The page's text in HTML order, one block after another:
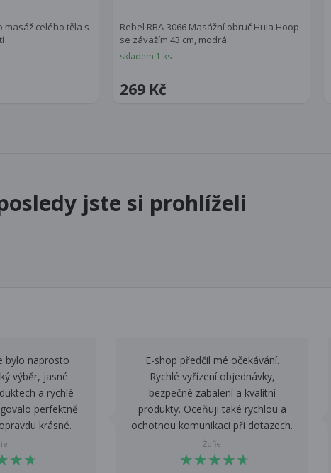
masáž celého těla s
Rebel RBA-3066 Masážní obruč Hula Hoop
se závažím 43 cm, modrá
skladem 1 ks
269 Kč
jste si prohlíželi
bylo naprosto
výběr, jasné
a rychlé
perfektně
krásné.
★★
★★
E-shop předčil mé očekávání.
Rychlé vyřízení objednávky,
bezpečné zabalení a kvalitní
produkty. Oceňuji také rychlou a
ochotnou komunikaci při dotazech.
Žofie
★★★★★
★★★★★